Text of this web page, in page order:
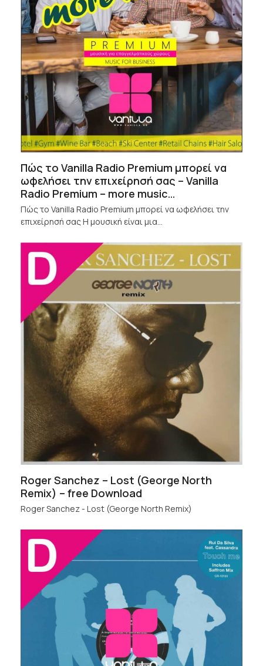
Πώς το Vanilla Radio Premium μπορεί να
ωφελήσει την επιχείρησή σας – Vanilla
Radio Premium – more music…
Πώς το Vanilla Radio Premium μπορεί να ωφελήσει την
επιχείρησή σας Η μουσική είναι μια…
Roger Sanchez – Lost (George North
Remix) – free Download
Roger Sanchez - Lost (George North Remix)